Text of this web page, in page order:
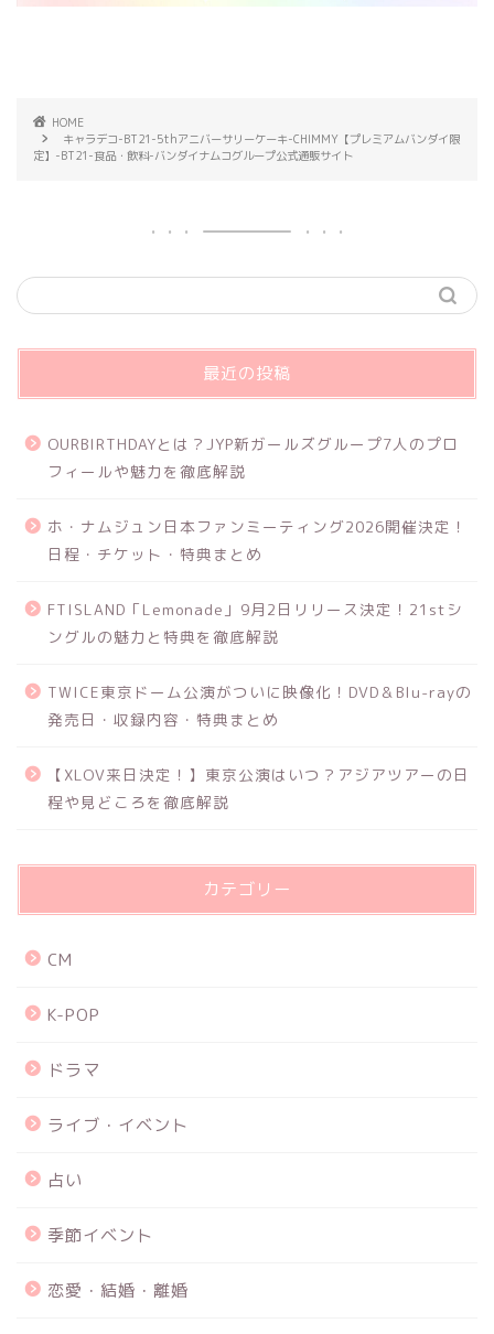
HOME
キャラデコ-BT21-5thアニバーサリーケーキ-CHIMMY【プレミアムバンダイ限
定】-BT21-食品・飲料-バンダイナムコグループ公式通販サイト
最近の投稿
OURBIRTHDAYとは？JYP新ガールズグループ7人のプロ
フィールや魅力を徹底解説
ホ・ナムジュン日本ファンミーティング2026開催決定！
日程・チケット・特典まとめ
FTISLAND「Lemonade」9月2日リリース決定！21stシ
ングルの魅力と特典を徹底解説
TWICE東京ドーム公演がついに映像化！DVD＆Blu-rayの
発売日・収録内容・特典まとめ
【XLOV来日決定！】東京公演はいつ？アジアツアーの日
程や見どころを徹底解説
カテゴリー
CM
K-POP
ドラマ
ライブ・イベント
占い
季節イベント
恋愛・結婚・離婚